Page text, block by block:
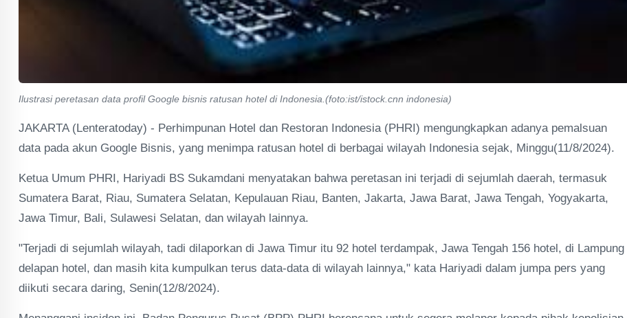
Ilustrasi peretasan data profil Google bisnis ratusan hotel di Indonesia.(foto:ist/istock.cnn indonesia)
JAKARTA (Lenteratoday) - Perhimpunan Hotel dan Restoran Indonesia (PHRI) mengungkapkan adanya pemalsuan
data pada akun Google Bisnis, yang menimpa ratusan hotel di berbagai wilayah Indonesia sejak, Minggu(11/8/2024).
Ketua Umum PHRI, Hariyadi BS Sukamdani menyatakan bahwa peretasan ini terjadi di sejumlah daerah, termasuk
Sumatera Barat, Riau, Sumatera Selatan, Kepulauan Riau, Banten, Jakarta, Jawa Barat, Jawa Tengah, Yogyakarta,
Jawa Timur, Bali, Sulawesi Selatan, dan wilayah lainnya.
"Terjadi di sejumlah wilayah, tadi dilaporkan di Jawa Timur itu 92 hotel terdampak, Jawa Tengah 156 hotel, di Lampung
delapan hotel, dan masih kita kumpulkan terus data-data di wilayah lainnya," kata Hariyadi dalam jumpa pers yang
diikuti secara daring, Senin(12/8/2024).